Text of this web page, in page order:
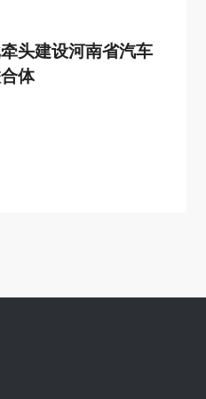
头建设河南省汽车
体